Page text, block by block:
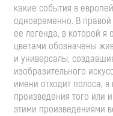
какие события в
одновременно. В
ее легенда, в которой
цветами обозначены
и универсалы,
изобразительного
имени отходит полоса,
произведения того или
этими произведениями